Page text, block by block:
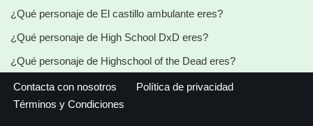
¿Qué personaje de El castillo ambulante eres?
¿Qué personaje de High School DxD eres?
¿Qué personaje de Highschool of the Dead eres?
Contacta con nosotros
Política de privacidad
Términos y Condiciones